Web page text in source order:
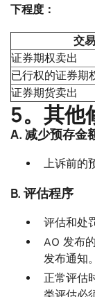
下程度：
交
证券期权卖出
已行权的证券期
证券期货卖出
5。其他
A. 减少预存金
上诉前的
B. 评估程序
评估和处
AO 发布
发布通知。
正常评估